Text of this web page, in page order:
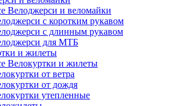
Велоджерси и веломайки
с коротким рукавом
с длинным рукавом
для МТБ
и жилеты
Велокуртки и жилеты
от ветра
от дождя
утепленные